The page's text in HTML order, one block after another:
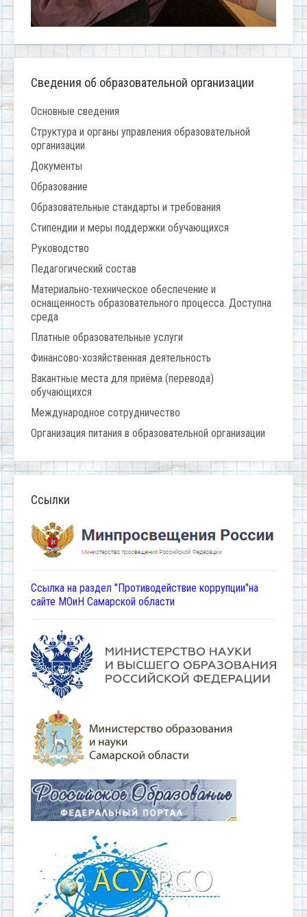
Сведения об образовательной организации
Основные сведения
Структура и органы управления образовательной
организации
Документы
Образование
Образовательные стандарты и требования
Стипендии и меры поддержки обучающихся
Руководство
Педагогический состав
Материально-техническое обеспечение и
оснащенность образовательного процесса. Доступна
среда
Платные образовательные услуги
Финансово-хозяйственная деятельность
Вакантные места для приёма (перевода)
обучающихся
Международное сотрудничество
Организация питания в образовательной организации
Ссылки
Ссылка на раздел "Противодействие коррупции"на
сайте МОиН Самарской области